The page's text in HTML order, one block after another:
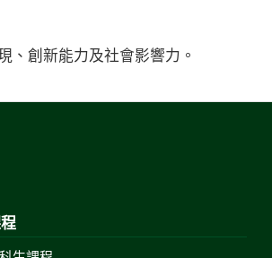
、創新能力及社會影響力。